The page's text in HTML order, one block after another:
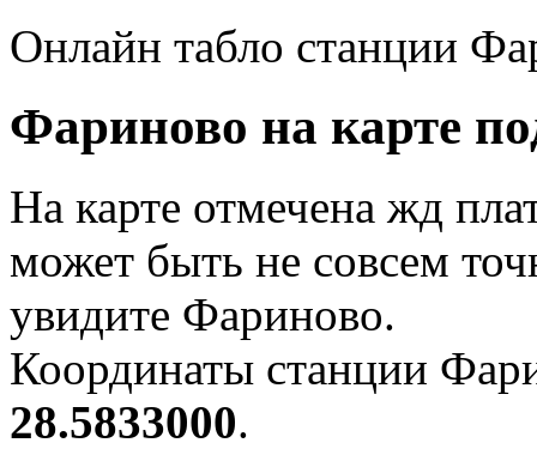
Онлайн табло станции
Фариново на карте
На карте отмечена жд
может быть не совсем
увидите Фариново.
Координаты станции
28.5833000.